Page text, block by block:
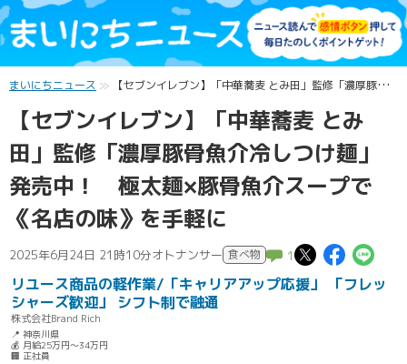
まいにちニュース 【セブンイレブン】「中華蕎麦 とみ田」監修「濃厚豚骨魚介冷しつけ麺」発売中！ 極太麺×豚骨魚介スープで《名店の味》を手軽に
【セブンイレブン】「中華蕎麦 とみ
田」監修「濃厚豚骨魚介冷しつけ麺」
発売中！ 極太麺×豚骨魚介スープで
《名店の味》を手軽に
2025年6月24日 21時10分オトナンサー 食べ物 1 この記
この
リユース商品の軽作業/「キャリアアップ応援」 「フレッ
シャーズ歓迎」 シフト制で融通
株式会社Brand Rich
📍 神奈川県
💰 月給25万円～34万円
🏢 正社員